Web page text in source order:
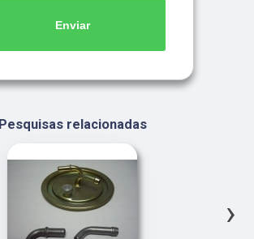
Enviar
Pesquisas relacionadas
›